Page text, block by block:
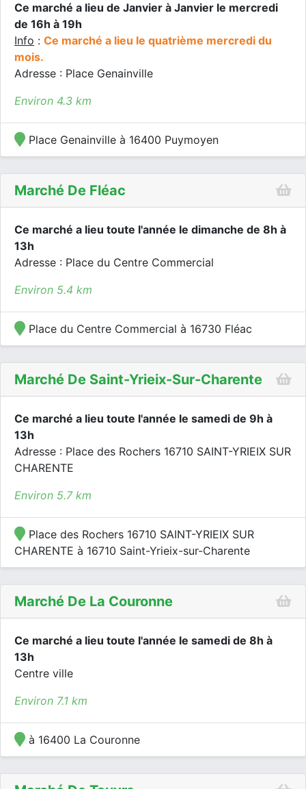
Ce marché a lieu de Janvier à Janvier le mercredi
de 16h à 19h
Info : Ce marché a lieu le quatrième mercredi du
mois.
Adresse : Place Genainville
Environ 4.3 km
Place Genainville à 16400 Puymoyen
Marché De Fléac
Ce marché a lieu toute l'année le dimanche de 8h à
13h
Adresse : Place du Centre Commercial
Environ 5.4 km
Place du Centre Commercial à 16730 Fléac
Marché De Saint-Yrieix-Sur-Charente
Ce marché a lieu toute l'année le samedi de 9h à
13h
Adresse : Place des Rochers 16710 SAINT-YRIEIX SUR
CHARENTE
Environ 5.7 km
Place des Rochers 16710 SAINT-YRIEIX SUR
CHARENTE à 16710 Saint-Yrieix-sur-Charente
Marché De La Couronne
Ce marché a lieu toute l'année le samedi de 8h à
13h
Centre ville
Environ 7.1 km
à 16400 La Couronne